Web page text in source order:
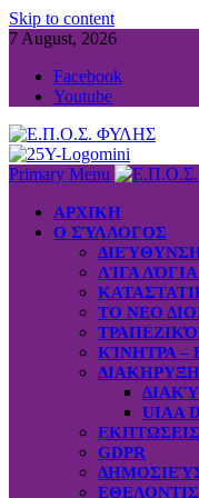
Skip to content
7 August, 2026
Facebook
Youtube
Primary Menu
ΑΡΧΙΚΗ
Ο ΣΎΛΛΟΓΟΣ
ΛΊΓΑ
ΤΟ ΝΕΟ
ΚΊΝΗΤΡΑ –
UIAA
ΕΚΠΤΩΣΕΙΣ
GDPR